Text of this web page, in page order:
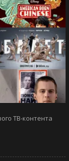
ТВ-контента